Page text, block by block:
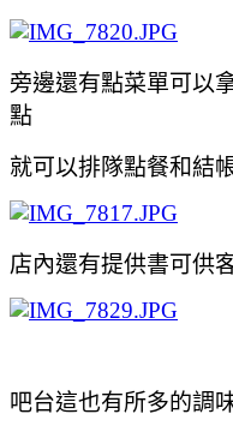
旁邊還有點菜單可以
點
就可以排隊點餐和結
店內還有提供書可供
吧台這也有所多的調